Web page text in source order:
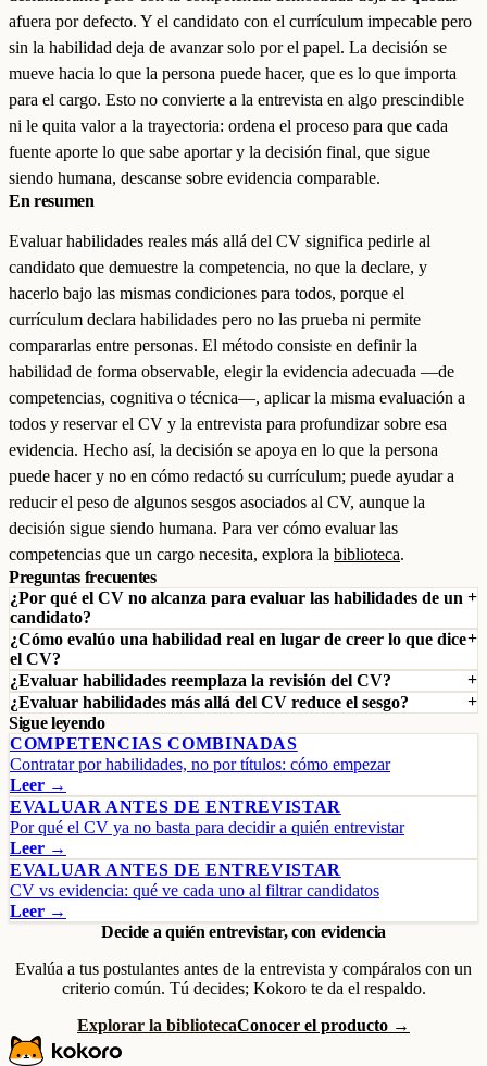
afuera por defecto. Y el candidato con el currículum impecable pero
sin la habilidad deja de avanzar solo por el papel. La decisión se
mueve hacia lo que la persona puede hacer, que es lo que importa
para el cargo. Esto no convierte a la entrevista en algo prescindible
ni le quita valor a la trayectoria: ordena el proceso para que cada
fuente aporte lo que sabe aportar y la decisión final, que sigue
siendo humana, descanse sobre evidencia comparable.
En resumen
Evaluar habilidades reales más allá del CV significa pedirle al
candidato que demuestre la competencia, no que la declare, y
hacerlo bajo las mismas condiciones para todos, porque el
currículum declara habilidades pero no las prueba ni permite
compararlas entre personas. El método consiste en definir la
habilidad de forma observable, elegir la evidencia adecuada —de
competencias, cognitiva o técnica—, aplicar la misma evaluación a
todos y reservar el CV y la entrevista para profundizar sobre esa
evidencia. Hecho así, la decisión se apoya en lo que la persona
puede hacer y no en cómo redactó su currículum; puede ayudar a
reducir el peso de algunos sesgos asociados al CV, aunque la
decisión sigue siendo humana. Para ver cómo evaluar las
competencias que un cargo necesita, explora la biblioteca.
Preguntas frecuentes
¿Por qué el CV no alcanza para evaluar las habilidades de un
candidato?
¿Cómo evalúo una habilidad real en lugar de creer lo que dice
el CV?
¿Evaluar habilidades reemplaza la revisión del CV?
¿Evaluar habilidades más allá del CV reduce el sesgo?
Sigue leyendo
COMPETENCIAS COMBINADAS
Contratar por habilidades, no por títulos: cómo empezar
Leer →
EVALUAR ANTES DE ENTREVISTAR
Por qué el CV ya no basta para decidir a quién entrevistar
Leer →
EVALUAR ANTES DE ENTREVISTAR
CV vs evidencia: qué ve cada uno al filtrar candidatos
Leer →
Decide a quién entrevistar, con evidencia
Evalúa a tus postulantes antes de la entrevista y compáralos con un
criterio común. Tú decides; Kokoro te da el respaldo.
Explorar la bibliotecaConocer el producto →